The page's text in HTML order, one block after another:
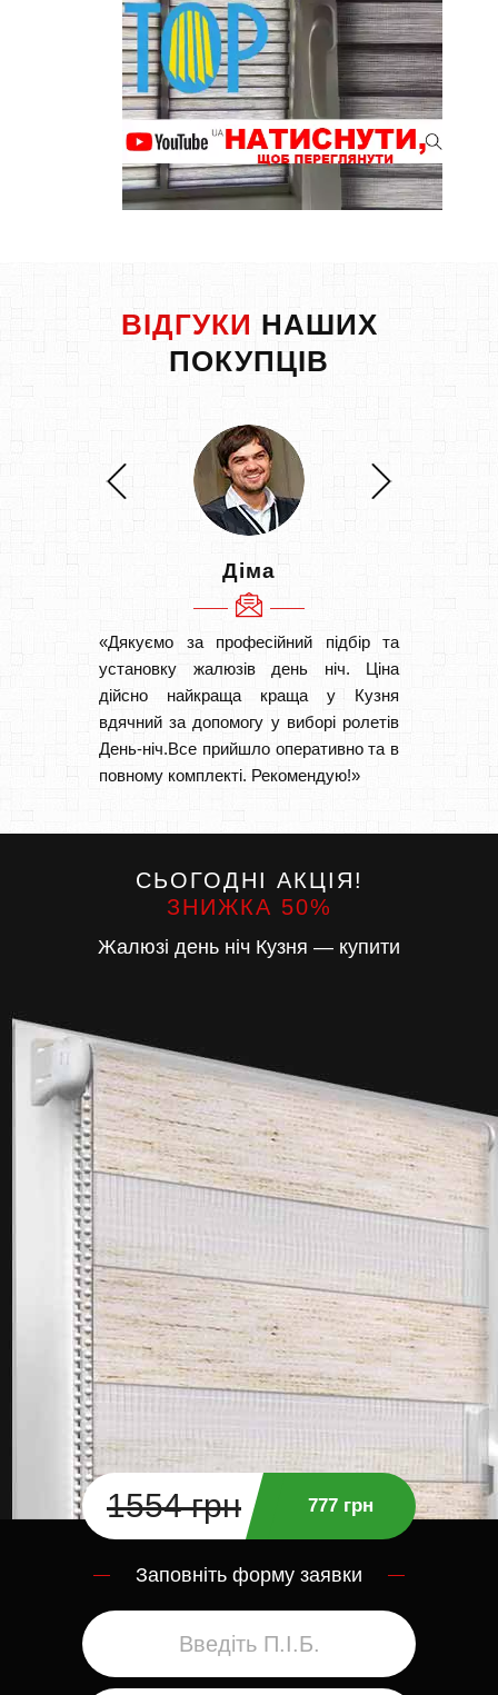
ВІДГУКИ НАШИХ
ПОКУПЦІВ
Діма
«Дякуємо за професійний підбір та
установку жалюзів день ніч. Ціна
дійсно найкраща краща у Кузня
вдячний за допомогу у виборі ролетів
День-ніч.Все прийшло оперативно та в
повному комплекті. Рекомендую!»
СЬОГОДНІ АКЦІЯ!
ЗНИЖКА 50%
Жалюзі день ніч Кузня — купити
1554 грн 777 грн
Заповніть форму заявки